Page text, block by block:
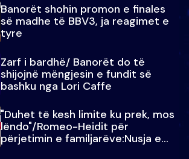
Banorët shohin promon e finales
së madhe të BBV3, ja reagimet e
tyre
Zarf i bardhë/ Banorët do të
shijojnë mëngjesin e fundit së
bashku nga Lori Caffe
"Duhet të kesh limite ku prek, mos
lëndo"/Romeo-Heidit për
përjetimin e familjarëve:Nusja e